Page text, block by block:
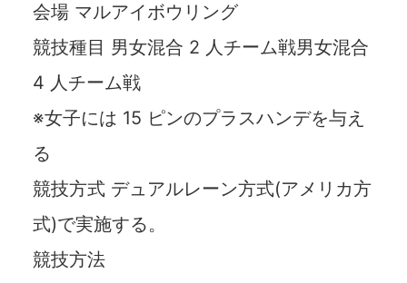
会場 マルアイボウリング
競技種目 男女混合 2 人チーム戦男女混合
4 人チーム戦
※女子には 15 ピンのプラスハンデを与え
る
競技方式 デュアルレーン方式(アメリカ方
式)で実施する。
競技方法